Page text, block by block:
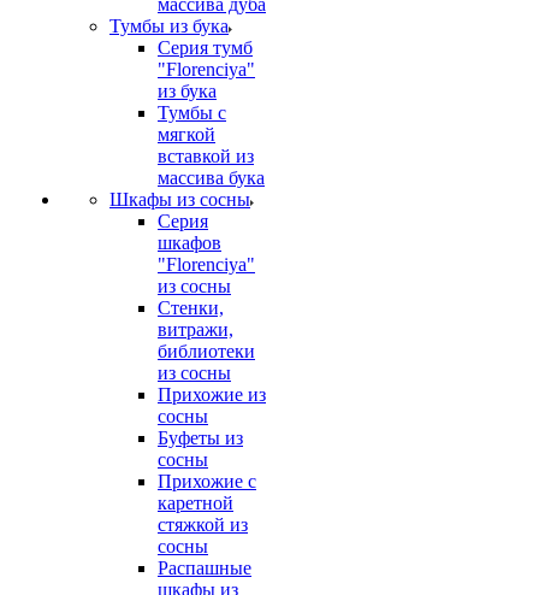
массива дуба
Тумбы из бука
Серия тумб
"Florenciya"
из бука
Тумбы с
мягкой
вставкой из
массива бука
Шкафы из сосны
Серия
шкафов
"Florenciya"
из сосны
Стенки,
витражи,
библиотеки
из сосны
Прихожие из
сосны
Буфеты из
сосны
Прихожие с
каретной
стяжкой из
сосны
Распашные
шкафы из